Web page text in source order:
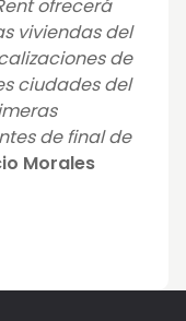
ofrecerá
viviendas del
de
ciudades del
de final de
Morales